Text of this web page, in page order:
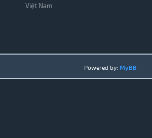
Việt Nam
Powered by: MyBB